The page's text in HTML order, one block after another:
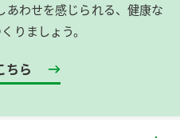
あわせを感じられる、健康な
りましょう。
ちら